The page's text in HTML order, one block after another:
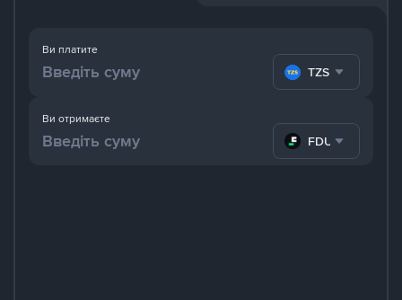
Ви платите
TZS
Ви отримаєте
FDUSD